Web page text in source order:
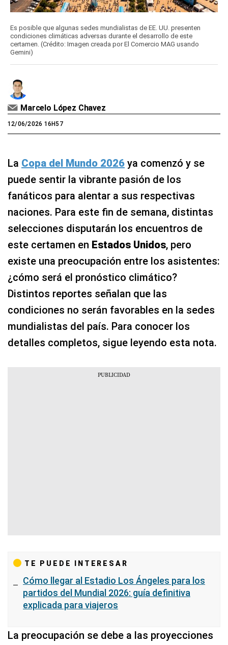
Es posible que algunas sedes mundialistas de EE. UU. presenten
condiciones climáticas adversas durante el desarrollo de este
certamen. (Crédito: Imagen creada por El Comercio MAG usando
Gemini)
Marcelo López Chavez
12/06/2026 16H57
La Copa del Mundo 2026 ya comenzó y se
puede sentir la vibrante pasión de los
fanáticos para alentar a sus respectivas
naciones. Para este fin de semana, distintas
selecciones disputarán los encuentros de
este certamen en Estados Unidos, pero
existe una preocupación entre los asistentes:
¿cómo será el pronóstico climático?
Distintos reportes señalan que las
condiciones no serán favorables en la sedes
mundialistas del país. Para conocer los
detalles completos, sigue leyendo esta nota.
TE PUEDE INTERESAR
Cómo llegar al Estadio Los Ángeles para los
partidos del Mundial 2026: guía definitiva
explicada para viajeros
La preocupación se debe a las proyecciones